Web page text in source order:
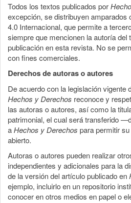
Todos los textos publicados por
excepción, se distribuyen amparados
4.0 Internacional, que permite a
siempre que mencionen la autoría del
publicación en esta revista. No se
con fines comerciales.
Derechos de autoras o autores
De acuerdo con la legislación vigente
Hechos y Derechos reconoce y
las autoras o autores, así como la
patrimonial, el cual será transferido
aHechos y Derechos para permitir
abierto.
Autoras o autores pueden realizar
independientes y adicionales para la
de la versión del artículo publicado en
ejemplo, incluirlo en un repositorio
conocer en otros medios en papel o